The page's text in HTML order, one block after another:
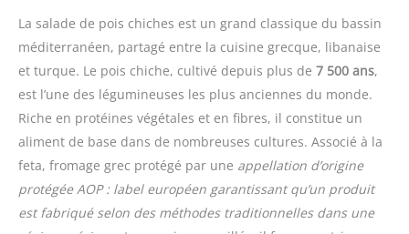
La salade de pois chiches est un grand classique du bassin
méditerranéen, partagé entre la cuisine grecque, libanaise
et turque. Le pois chiche, cultivé depuis plus de 7 500 ans,
est l’une des légumineuses les plus anciennes du monde.
Riche en protéines végétales et en fibres, il constitue un
aliment de base dans de nombreuses cultures. Associé à la
feta, fromage grec protégé par une appellation d’origine
protégée AOP : label européen garantissant qu’un produit
est fabriqué selon des méthodes traditionnelles dans une